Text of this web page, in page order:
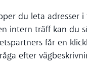
du leta adresser i
intern träff kan du
får en
efter